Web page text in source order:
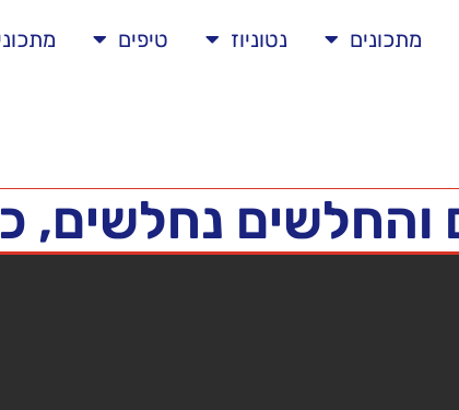
מתכונים נטוניוז טיפים
והחלשים נחלשים,